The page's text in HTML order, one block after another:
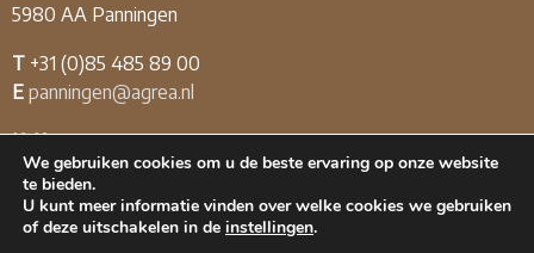
5980 AA Panningen
T +31 (0)85 485 89 00
E panningen@agrea.nl
KvK12.04.03.09
BTWNL808226174B01
We gebruiken cookies om u de beste ervaring op onze website
te bieden.
U kunt meer informatie vinden over welke cookies we gebruiken
of deze uitschakelen in de instellingen.